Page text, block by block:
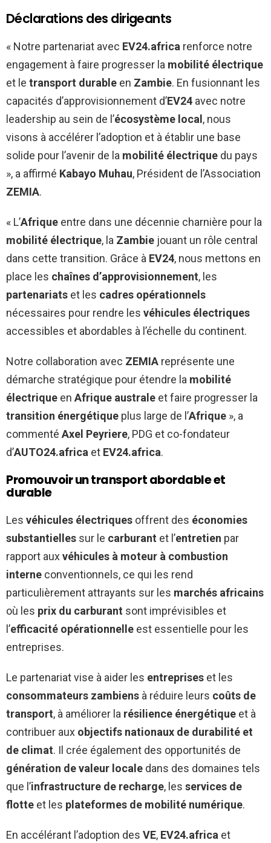
Déclarations des dirigeants
« Notre partenariat avec EV24.africa renforce notre
engagement à faire progresser la mobilité électrique
et le transport durable en Zambie. En fusionnant les
capacités d’approvisionnement d’EV24 avec notre
leadership au sein de l’écosystème local , nous
visons à accélérer l’adoption et à établir une base
solide pour l’avenir de la mobilité électrique du pays
», a affirmé Kabayo Muhau, Président de l’Association
ZEMIA.
« L’Afrique entre dans une décennie charnière pour la
mobilité électrique, la Zambie jouant un rôle central
dans cette transition. Grâce à EV24, nous mettons en
place les chaînes d’approvisionnement, les
partenariats et les cadres opérationnels
nécessaires pour rendre les véhicules électriques
accessibles et abordables à l’échelle du continent.
Notre collaboration avec ZEMIA représente une
démarche stratégique pour étendre la mobilité
électrique en Afrique australe et faire progresser la
transition énergétique plus large de l’Afrique », a
commenté Axel Peyriere, PDG et co-fondateur
d’AUTO24.africa et EV24.africa.
Promouvoir un transport abordable et
durable
Les véhicules électriques offrent des économies
substantielles sur le carburant et l’entretien par
rapport auxvéhicules à moteur à combustion
interne conventionnels, ce qui les rend
particulièrement attrayants sur les marchés africains
où les prix du carburant sont imprévisibles et
l’efficacité opérationnelle est essentielle pour les
entreprises.
Le partenariat vise à aider les entreprises et les
consommateurs zambiens à réduire leurs coûts de
transport, à améliorer la résilience énergétique et à
contribuer aux objectifs nationaux de durabilité et
de climat. Il crée également des opportunités de
génération de valeur locale dans des domaines tels
que l’infrastructure de recharge, les services de
flotte et les plateformes de mobilité numérique.
En accélérant l’adoption des VE, EV24.africa et